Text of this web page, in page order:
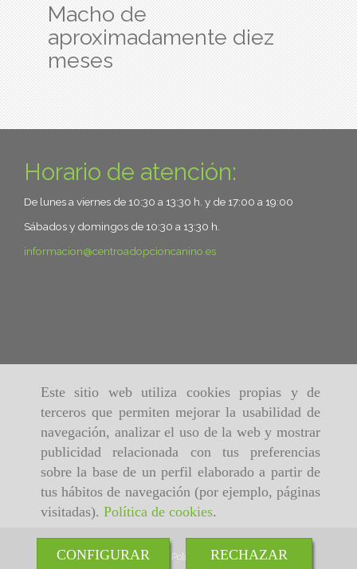
Este sitio web utiliza cookies propias y de
terceros que permiten mejorar la usabilidad de
navegación, analizar el uso de la web y mostrar
publicidad relacionada con tus preferencias
sobre la base de un perfil elaborado a partir de
tus hábitos de navegación (por ejemplo, páginas
visitadas). Política de cookies.
CONFIGURAR RECHAZAR
Macho de
aproximadamente diez
meses
Horario de atención:
De lunes a viernes de 10:30 a 13:30 h. y de 17:00 a 19:00
Sábados y domingos de 10:30 a 13:30 h.
informacion
centroadopcioncanino.es
Inicio Aviso Legal Política de cookies